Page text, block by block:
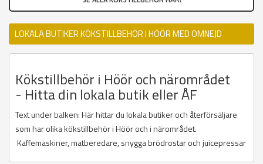
LOKALA BUTIKER KÖKSTILLBEHÖR I HÖÖR MED OMNEJD
Kökstillbehör i Höör och närområdet
- Hitta din lokala butik eller ÅF
Text under balken: Här hittar du lokala butiker och återförsäljare
som har olika kökstillbehör i Höör och i närområdet.
Kaffemaskiner, matberedare, snygga brödrostar och juicepressar